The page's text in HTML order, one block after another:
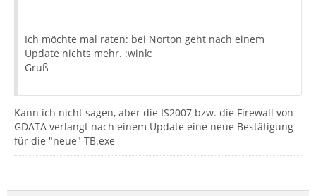
Ich möchte mal raten: bei Norton geht nach einem
Update nichts mehr. :wink:
Gruß
Kann ich nicht sagen, aber die IS2007 bzw. die Firewall von
GDATA verlangt nach einem Update eine neue Bestätigung
für die "neue" TB.exe